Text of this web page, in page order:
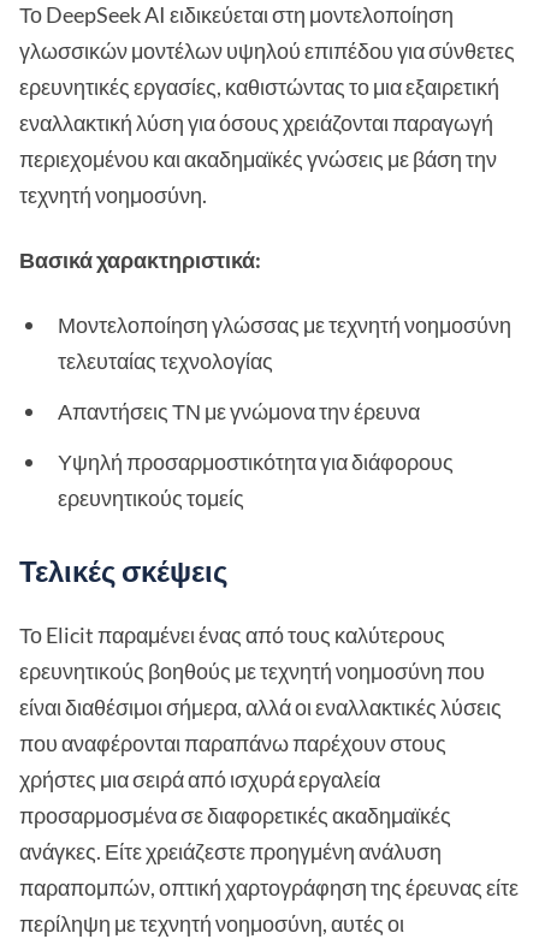
Το DeepSeek AI ειδικεύεται στη μοντελοποίηση
γλωσσικών μοντέλων υψηλού επιπέδου για σύνθετες
ερευνητικές εργασίες, καθιστώντας το μια εξαιρετική
εναλλακτική λύση για όσους χρειάζονται παραγωγή
περιεχομένου και ακαδημαϊκές γνώσεις με βάση την
τεχνητή νοημοσύνη.
Βασικά χαρακτηριστικά:
Μοντελοποίηση γλώσσας με τεχνητή νοημοσύνη
τελευταίας τεχνολογίας
Απαντήσεις ΤΝ με γνώμονα την έρευνα
Υψηλή προσαρμοστικότητα για διάφορους
ερευνητικούς τομείς
Τελικές σκέψεις
Το Elicit παραμένει ένας από τους καλύτερους
ερευνητικούς βοηθούς με τεχνητή νοημοσύνη που
είναι διαθέσιμοι σήμερα, αλλά οι εναλλακτικές λύσεις
που αναφέρονται παραπάνω παρέχουν στους
χρήστες μια σειρά από ισχυρά εργαλεία
προσαρμοσμένα σε διαφορετικές ακαδημαϊκές
ανάγκες. Είτε χρειάζεστε προηγμένη ανάλυση
παραπομπών, οπτική χαρτογράφηση της έρευνας είτε
περίληψη με τεχνητή νοημοσύνη, αυτές οι